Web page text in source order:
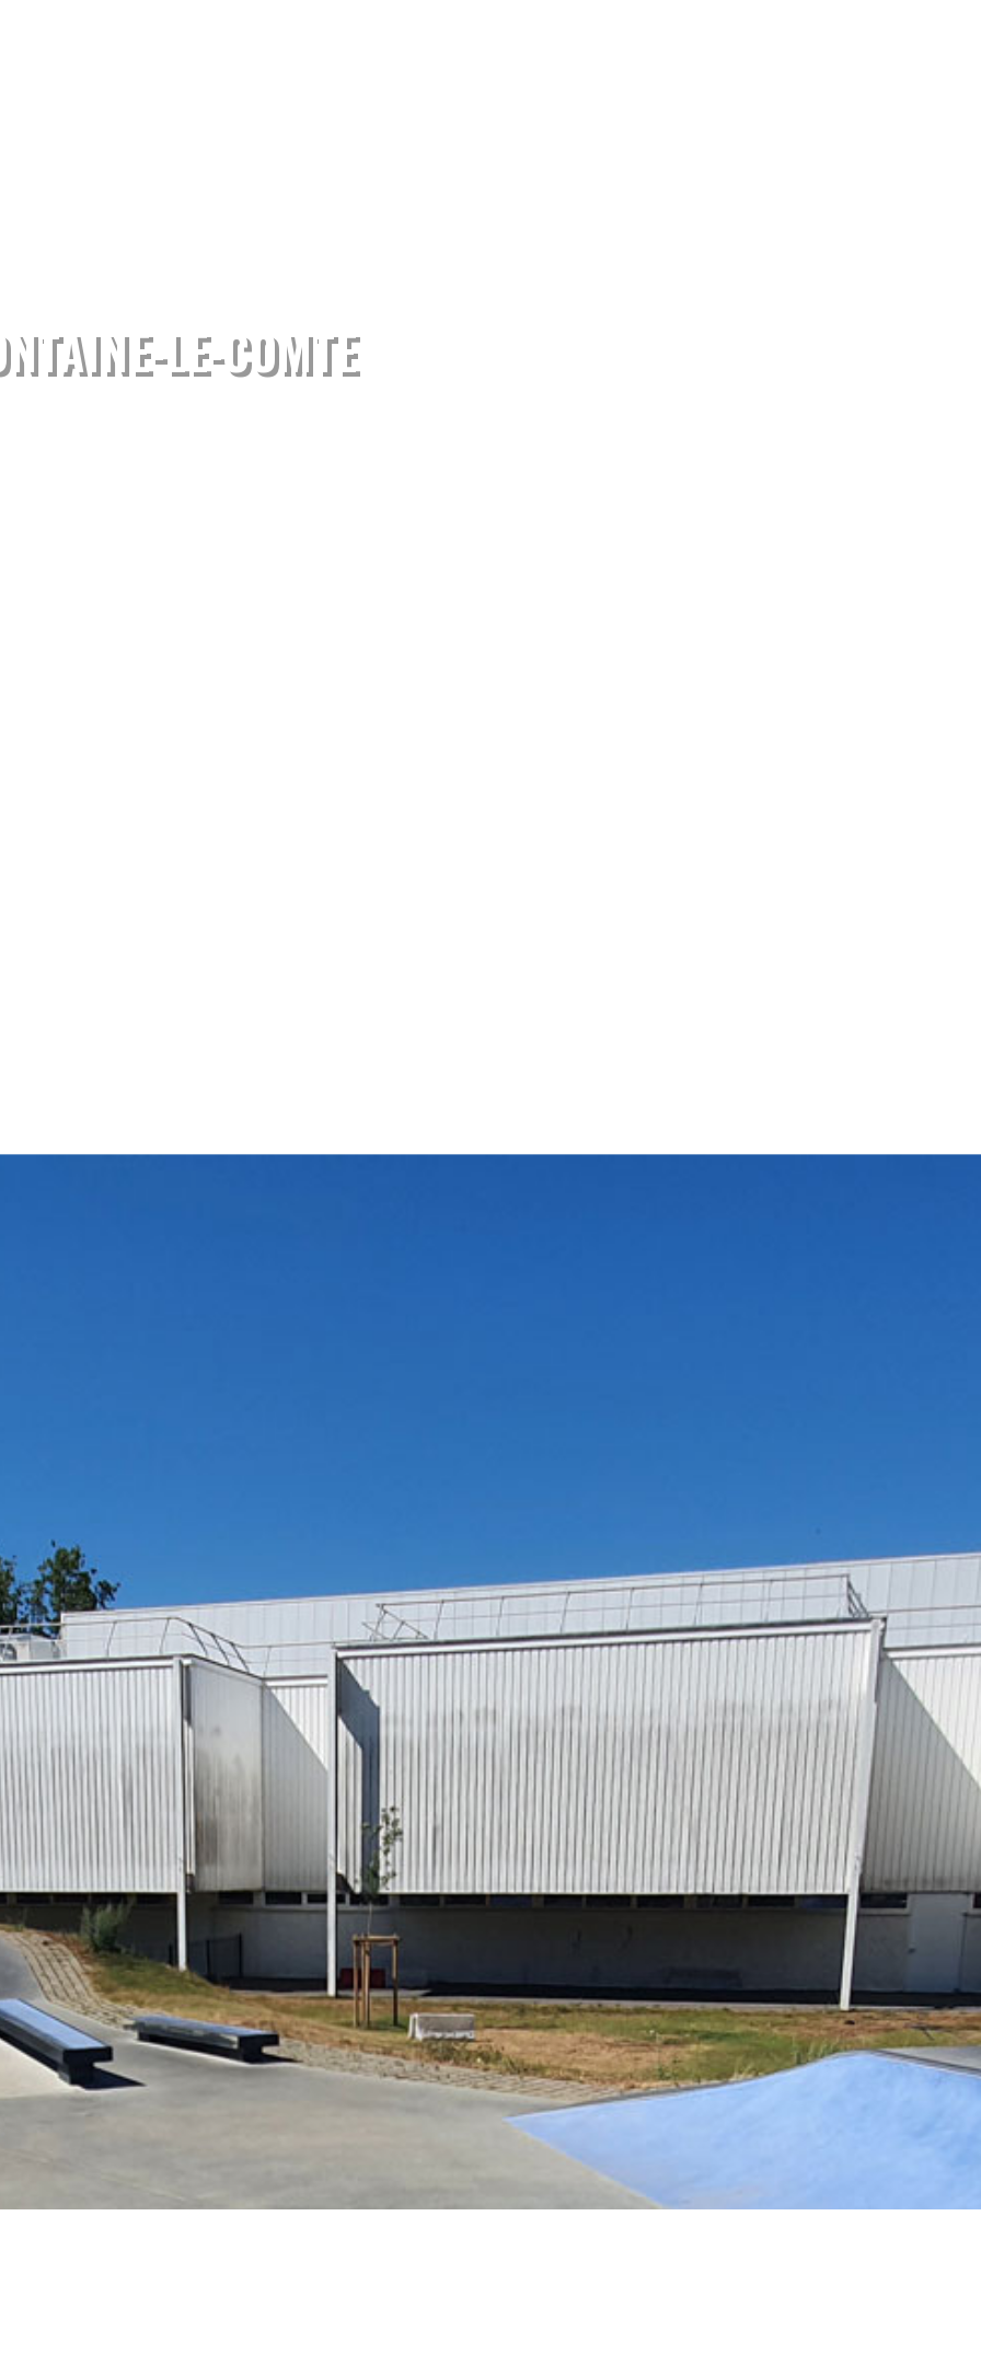
LE-COMTE